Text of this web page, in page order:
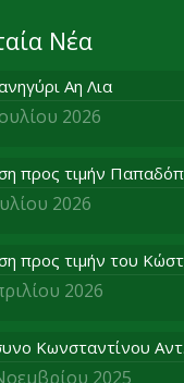
Νέα
Αη Λια
2026
προς τιμήν
2026
προς τιμήν του
2026
Κωνσταντίνου
2025